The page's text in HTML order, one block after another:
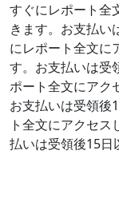
すぐにレポート全
きます。お支払い
にレポート全文に
す。お支払いは受
ポート全文にアク
お支払いは受領後
ト全文にアクセ
払いは受領後15日